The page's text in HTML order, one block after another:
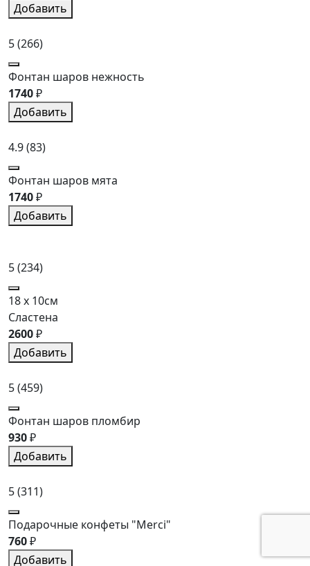
Добавить
5(266)
Фонтан шаров нежность
1740₽
Добавить
4.9(83)
Фонтан шаров мята
1740₽
Добавить
5(234)
18 x 10см
Сластена
2600₽
Добавить
5(459)
Фонтан шаров пломбир
930₽
Добавить
5(311)
Подарочные конфеты "Merci"
760₽
Добавить